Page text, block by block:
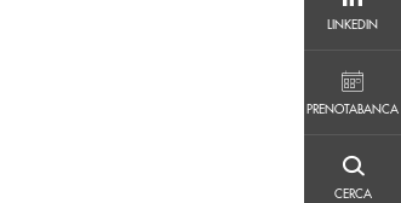
LINKEDIN
PRENOTABANCA
CERCA